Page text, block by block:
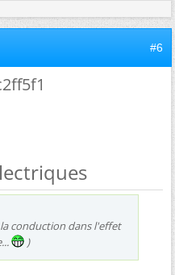
#6
conduction dans l'effet
)